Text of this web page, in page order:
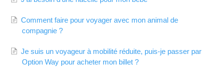
Comment faire pour voyager avec mon animal de
compagnie ?
Je suis un voyageur à mobilité réduite, puis-je passer par
Option Way pour acheter mon billet ?